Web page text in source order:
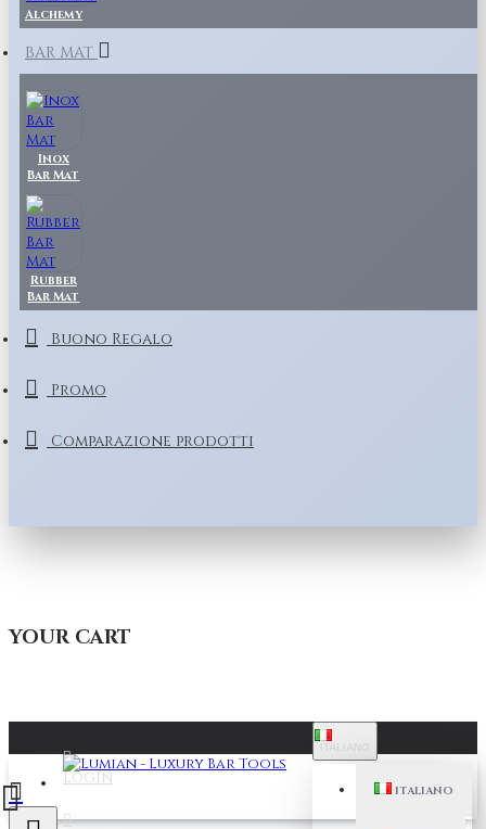
Alchemy
BAR MAT
Inox
Bar Mat
Rubber
Bar Mat
Buono Regalo
Promo
Comparazione prodotti
YOUR CART
Login
ITALIANO